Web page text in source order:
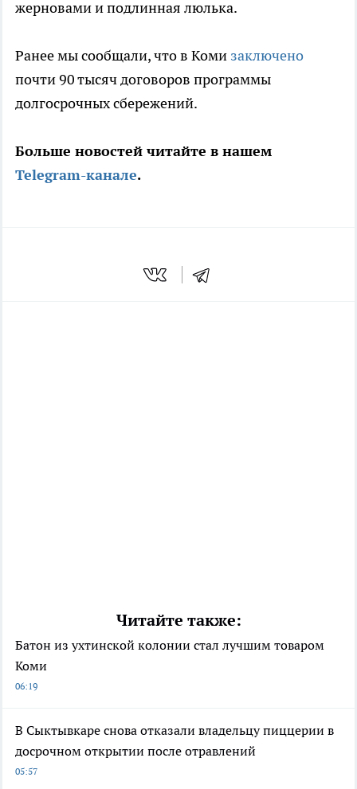
жерновами и подлинная люлька.
Ранее мы сообщали, что в Коми заключено
почти 90 тысяч договоров программы
долгосрочных сбережений.
Больше новостей читайте в нашем
Telegram-канале.
Читайте также:
Батон из ухтинской колонии стал лучшим товаром
Коми
06:19
В Сыктывкаре снова отказали владельцу пиццерии в
досрочном открытии после отравлений
05:57